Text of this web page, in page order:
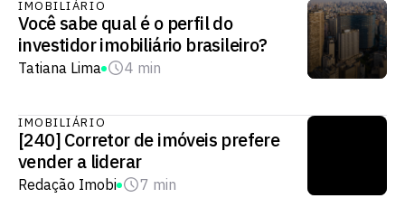
IMOBILIÁRIO
Você sabe qual é o perfil do
investidor imobiliário brasileiro?
Tatiana Lima 4 min
IMOBILIÁRIO
[240] Corretor de imóveis prefere
vender a liderar
Redação Imobi 7 min